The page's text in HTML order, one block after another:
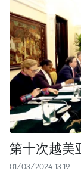
第十次越美
01/03/2024 13:19